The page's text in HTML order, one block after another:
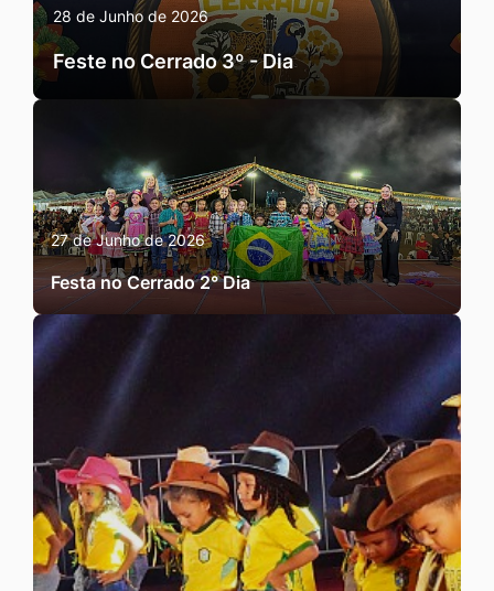
28 de Junho de 2026
Feste no Cerrado 3º - Dia
27 de Junho de 2026
Festa no Cerrado 2° Dia